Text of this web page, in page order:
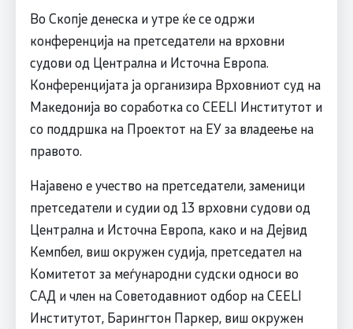
Во Скопје денеска и утре ќе се одржи
конференција на претседатели на врховни
судови од Централна и Источна Европа.
Конференцијата ја организира Врховниот суд на
Македонија во соработка со CEELI Институтот и
со поддршка на Проектот на ЕУ за владеење на
правото.
Најавено е учество на претседатели, заменици
претседатели и судии од 13 врховни судови од
Централна и Источна Европа, како и на Дејвид
Кемпбел, виш окружен судија, претседател на
Комитетот за меѓународни судски односи во
САД и член на Советодавниот одбор на CEELI
Институтот, Барингтон Паркер, виш окружен